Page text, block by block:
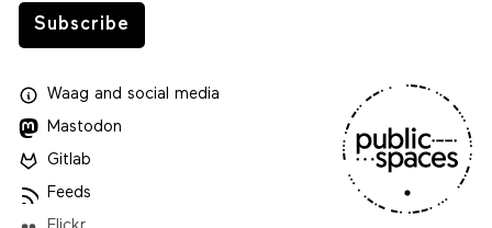
Subscribe
Waagand social media
Mastodon
Gitlab
Feeds